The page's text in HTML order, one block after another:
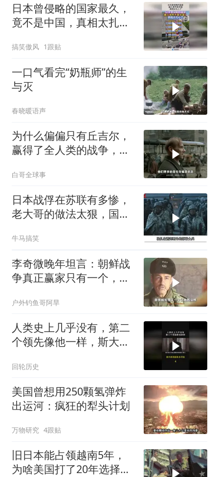
日本曾侵略的国家最久，
竟不是中国，真相太扎心
搞笑傲风 1跟贴
一口气看完“奶瓶师”的生
与灭
春晓暖语声
为什么偏偏只有丘吉尔，
赢得了全人类的战争，却
白哥全球事
日本战俘在苏联有多惨，
老大哥的做法太狠，国人
牛马搞笑
李奇微晚年坦言：朝鲜战
争真正赢家只有一个，不
户外钓鱼哥阿旱
人类史上几乎没有，第二
个领先像他一样，斯大林
回轮历史
美国曾想用250颗氢弹炸
出运河：疯狂的犁头计划
万物研究 4跟贴
旧日本能占领越南5年，
为啥美国打了20年选择撤